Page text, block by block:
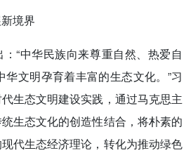
境界
“中华民族向来尊重自然、热爱自
文明孕育着丰富的生态文化。”习
生态文明建设实践，通过马克思主
生态文化的创造性结合，将朴素的
代生态经济理论，转化为推动绿色